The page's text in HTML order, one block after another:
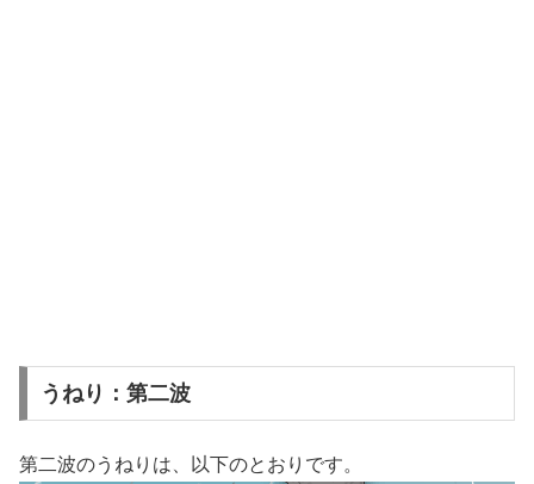
うねり：第二波
第二波のうねりは、以下のとおりです。